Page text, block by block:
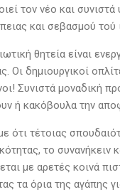
τον νέο και
και σεβασμού
θητεία είναι
Οι δημιουργικοί
Συνιστά μοναδική
ή κακόβουλα την
ότι τέτοιας
το συνανήκειν
με αρετές κοινά
τα όρια της αγάπης